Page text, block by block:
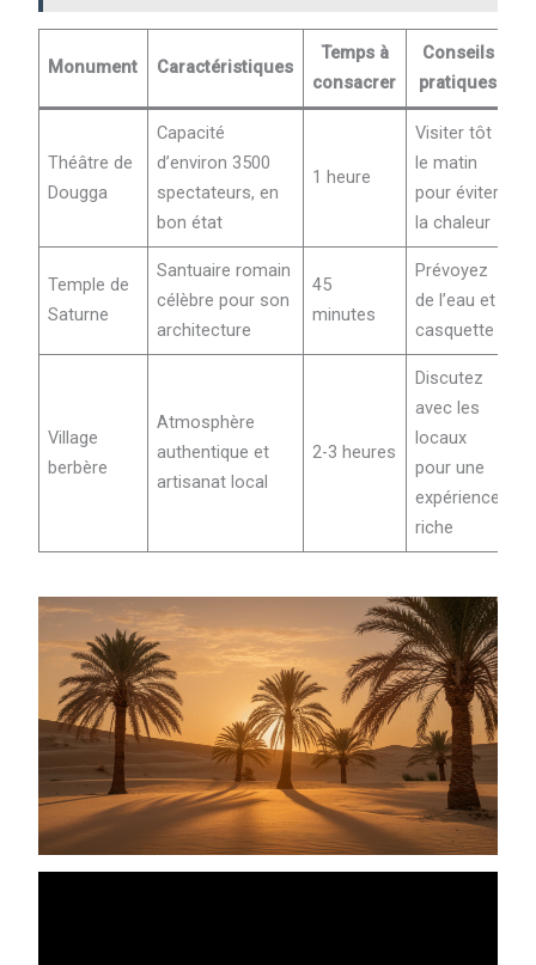
Monument Caractéristiques
Temps à
consacrer
Conseils
pratiques
Théâtre de
Dougga
Capacité
d’environ 3500
spectateurs, en
bon état
1 heure
Visiter tôt
le matin
pour éviter
la chaleur
Temple de
Saturne
Santuaire romain
célèbre pour son
architecture
45
minutes
Prévoyez
de l’eau et
casquette
Village
berbère
Atmosphère
authentique et
artisanat local
2-3 heures
Discutez
avec les
locaux
pour une
expérience
riche